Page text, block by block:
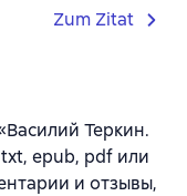
Zum Zitat
Теркин.
epub, pdf или
и отзывы,